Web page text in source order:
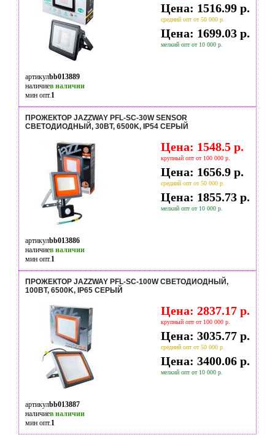
Цена: 1516.99 р.
средний опт от 50 000 р.
Цена: 1699.03 р.
мелкий опт от 10 000 р.
артикулbb013889
наличиев наличии
мин опт.1
ПРОЖЕКТОР JAZZWAY PFL-SC-30W SENSOR
СВЕТОДИОДНЫЙ, 30ВТ, 6500K, IP54 СЕРЫЙ
Цена: 1548.5 р.
крупный опт от 100 000 р.
Цена: 1656.9 р.
средний опт от 50 000 р.
Цена: 1855.73 р.
мелкий опт от 10 000 р.
артикулbb013886
наличиев наличии
мин опт.1
ПРОЖЕКТОР JAZZWAY PFL-SC-100W СВЕТОДИОДНЫЙ,
100ВТ, 6500K, IP65 СЕРЫЙ
Цена: 2837.17 р.
крупный опт от 100 000 р.
Цена: 3035.77 р.
средний опт от 50 000 р.
Цена: 3400.06 р.
мелкий опт от 10 000 р.
артикулbb013887
наличиев наличии
мин опт.1